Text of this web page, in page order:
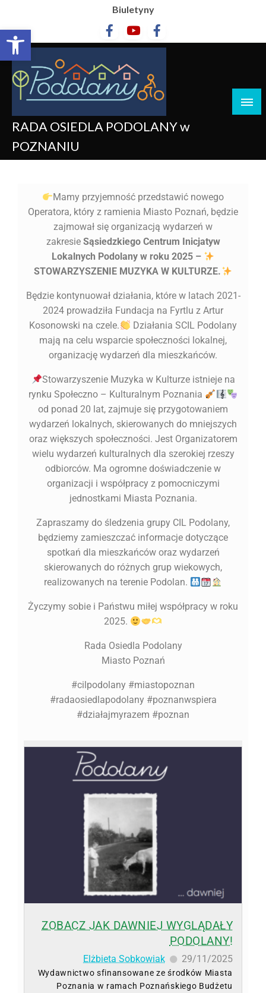
Otwórz pasek narzędzi
Biuletyny
RADA OSIEDLA PODOLANY w
POZNANIU
Mamy przyjemność przedstawić nowego
Operatora, który z ramienia Miasto Poznań, będzie
zajmował się organizacją wydarzeń w
zakresie Sąsiedzkiego Centrum Inicjatyw
Lokalnych Podolany w roku 2025 –
STOWARZYSZENIE MUZYKA W KULTURZE.
Będzie kontynuował działania, które w latach 2021-
2024 prowadziła Fundacja na Fyrtlu z Artur
Kosonowski na czele.
Działania SCIL Podolany
mają na celu wsparcie społeczności lokalnej,
organizację wydarzeń dla mieszkańców.
Stowarzyszenie Muzyka w Kulturze istnieje na
rynku Społeczno – Kulturalnym Poznania
od ponad 20 lat, zajmuje się przygotowaniem
wydarzeń lokalnych, skierowanych do mniejszych
oraz większych społeczności. Jest Organizatorem
wielu wydarzeń kulturalnych dla szerokiej rzeszy
odbiorców. Ma ogromne doświadczenie w
organizacji i współpracy z pomocniczymi
jednostkami Miasta Poznania.
Zapraszamy do śledzenia grupy CIL Podolany,
będziemy zamieszczać informacje dotyczące
spotkań dla mieszkańców oraz wydarzeń
skierowanych do różnych grup wiekowych,
realizowanych na terenie Podolan.
Życzymy sobie i Państwu miłej współpracy w roku
2025.
Rada Osiedla Podolany
Miasto Poznań
#cilpodolany #miastopoznan
#radaosiedlapodolany #poznanwspiera
#działajmyrazem #poznan
ZOBACZ JAK DAWNIEJ WYGLĄDAŁY
PODOLANY!
Elżbieta Sobkowiak 29/11/2025
Wydawnictwo sfinansowane ze środków Miasta
Poznania w ramach Poznańskiego Budżetu